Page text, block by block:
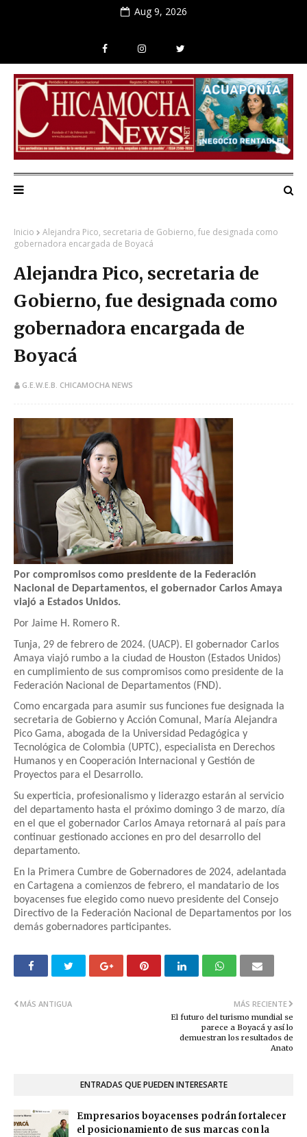
Aug 9, 2026
Inicio
Alejandra Pico, secretaria de Gobierno, fue designada como
gobernadora encargada de Boyacá
Alejandra Pico, secretaria de
Gobierno, fue designada como
gobernadora encargada de
Boyacá
G.E.W.E.B. CHICAMOCHA NEWS
Por compromisos como presidente de la Federación
Nacional de Departamentos, el gobernador Carlos Amaya
viajó a Estados Unidos.
Por Jaime H. Romero R.
Tunja, 29 de febrero de 2024. (UACP). El gobernador Carlos
Amaya viajó rumbo a la ciudad de Houston (Estados Unidos)
en cumplimiento de sus compromisos como presidente de la
Federación Nacional de Departamentos (FND).
Como encargada para asumir sus funciones fue designada la
secretaria de Gobierno y Acción Comunal, María Alejandra
Pico Gama, abogada de la Universidad Pedagógica y
Tecnológica de Colombia (UPTC), especialista en Derechos
Humanos y en Cooperación Internacional y Gestión de
Proyectos para el Desarrollo.
Su experticia, profesionalismo y liderazgo estarán al servicio
del departamento hasta el próximo domingo 3 de marzo, día
en el que el gobernador Carlos Amaya retornará al país para
continuar gestionado acciones en pro del desarrollo del
departamento.
En la Primera Cumbre de Gobernadores de 2024, adelantada
en Cartagena a comienzos de febrero, el mandatario de los
boyacenses fue elegido como nuevo presidente del Consejo
Directivo de la Federación Nacional de Departamentos por los
demás gobernadores participantes.
MÁS RECIENTE
El futuro del turismo mundial se
parece a Boyacá y así lo
demuestran los resultados de
Anato
MÁS ANTIGUA
ENTRADAS QUE PUEDEN INTERESARTE
Empresarios boyacenses podrán fortalecer
el posicionamiento de sus marcas con la